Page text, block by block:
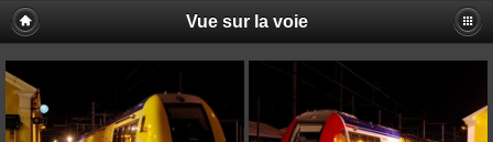
Vue sur la voie